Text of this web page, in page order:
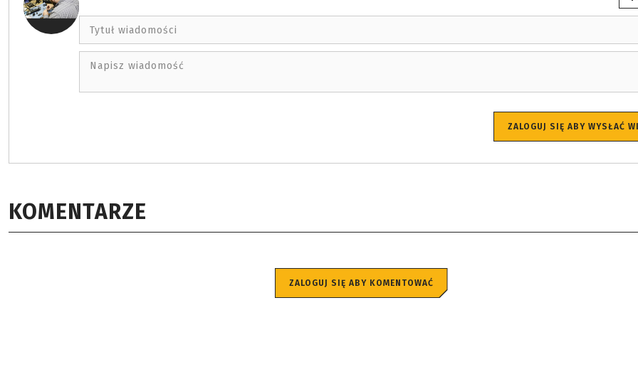
Tytuł wiadomości
Napisz wiadomość
ZALOGUJ SIĘ ABY WYSŁAĆ
KOMENTARZE
ZALOGUJ SIĘ ABY KOMENTOWAĆ